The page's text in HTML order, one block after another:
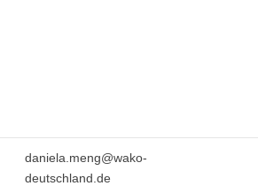
daniela.meng@wako-
deutschland.de